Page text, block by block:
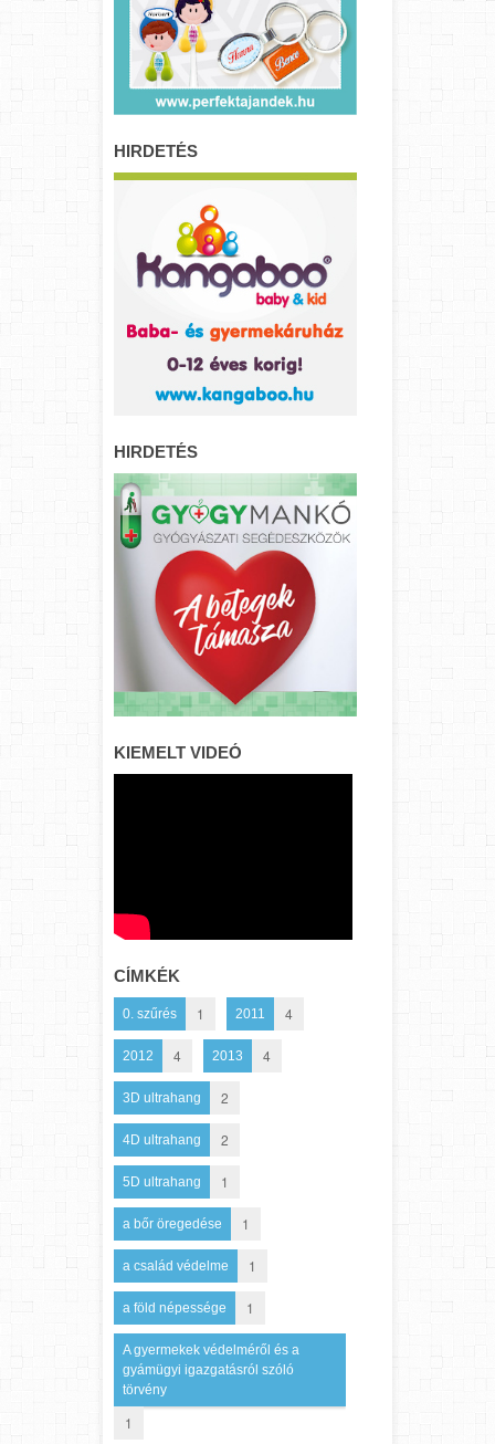
HIRDETÉS
HIRDETÉS
KIEMELT VIDEÓ
CÍMKÉK
0. szűrés 1 2011 4
2012 4 2013 4
3D ultrahang 2
4D ultrahang 2
5D ultrahang 1
a bőr öregedése 1
a család védelme 1
a föld népessége 1
A gyermekek védelméről és a
gyámügyi igazgatásról szóló
törvény
1